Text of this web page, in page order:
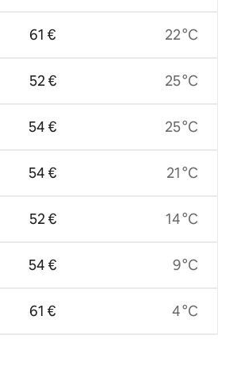
61 €
52 €
54 €
54 €
52 €
54 €
61 €
22 °C
25 °C
25 °C
21 °C
14 °C
9 °C
4 °C